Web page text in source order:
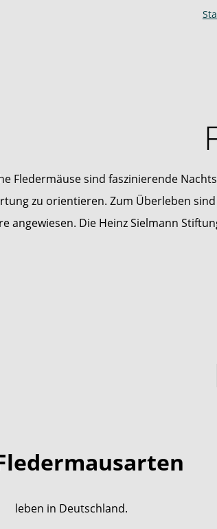
Fledermäuse sind faszinierende
zu orientieren. Zum Überleben
angewiesen. Die Heinz Sielmann
leben in Deutschland.